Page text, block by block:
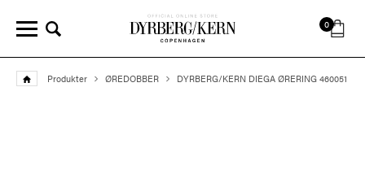
0
Produkter ØREDOBBER DYRBERG/KERN DIEGA ØRERING 460051